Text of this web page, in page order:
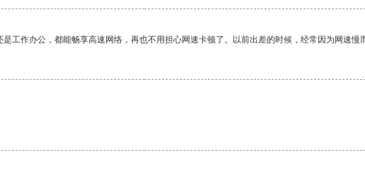
工作办公，都能畅享高速网络，再也不用担心网速卡顿了。以前出差的时候，经常因为网速慢